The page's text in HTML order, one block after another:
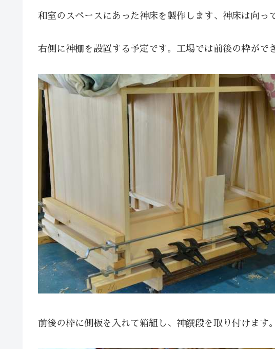
和室のスペースにあった神床を製作します、神床は向っ
右側に神棚を設置する予定です。工場では前後の枠がで
前後の枠に側板を入れて箱組し、神饌段を取り付けます。